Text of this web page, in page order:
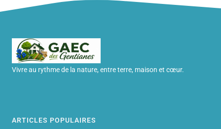
Vivre au rythme de la nature, entre terre, maison et cœur.
ARTICLES POPULAIRES